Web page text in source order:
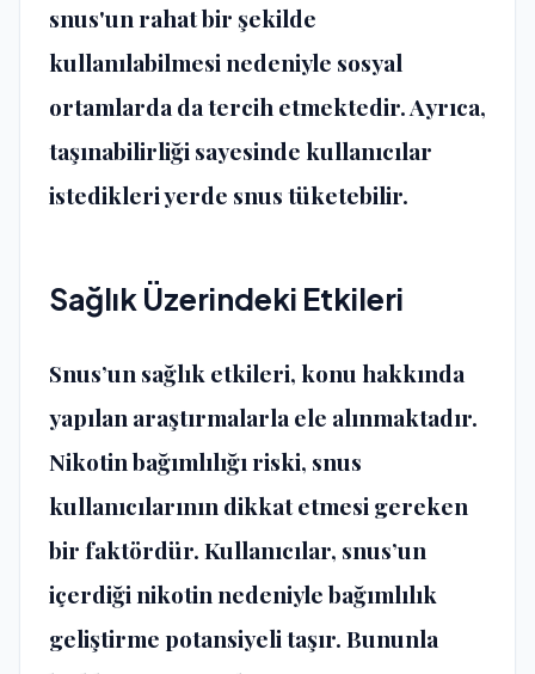
snus'un rahat bir şekilde
kullanılabilmesi nedeniyle sosyal
ortamlarda da tercih etmektedir. Ayrıca,
taşınabilirliği sayesinde kullanıcılar
istedikleri yerde snus tüketebilir.
Sağlık Üzerindeki Etkileri
Snus’un sağlık etkileri, konu hakkında
yapılan araştırmalarla ele alınmaktadır.
Nikotin bağımlılığı riski, snus
kullanıcılarının dikkat etmesi gereken
bir faktördür. Kullanıcılar, snus’un
içerdiği nikotin nedeniyle bağımlılık
geliştirme potansiyeli taşır. Bununla